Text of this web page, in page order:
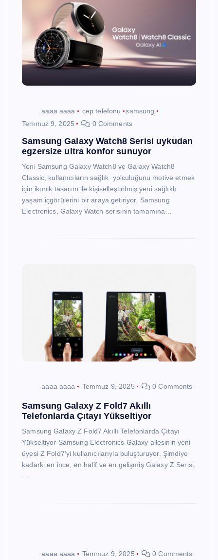
aaaa aaaa cep telefonu
samsung
Temmuz 9, 2025
0 Comments
Samsung Galaxy Watch8 Serisi uykudan
egzersize ultra konfor sunuyor
Yeni Samsung Galaxy Watch8 ve Galaxy Watch8
Classic, kullanıcıların sağlık yolculuğunu motive etmek
için ikonik tasarım ile kişiselleştirilmiş yeni sağlıklı
yaşam içgörülerini bir araya getiriyor. Samsung
Electronics, Galaxy Watch serisinin tamamına…
aaaa aaaa Temmuz 9, 2025 0 Comments
Samsung Galaxy Z Fold7 Akıllı
Telefonlarda Çıtayı Yükseltiyor
Samsung Galaxy Z Fold7 Akıllı Telefonlarda Çıtayı
Yükseltiyor Samsung Electronics Galaxy ailesinin yeni
üyesi Z Fold7’yi kullanıcılarıyla buluşturuyor. Şimdiye
kadarki en ince, en hafif ve en gelişmiş Galaxy Z Serisi,
aaaa aaaa Temmuz 9, 2025 0 Comments